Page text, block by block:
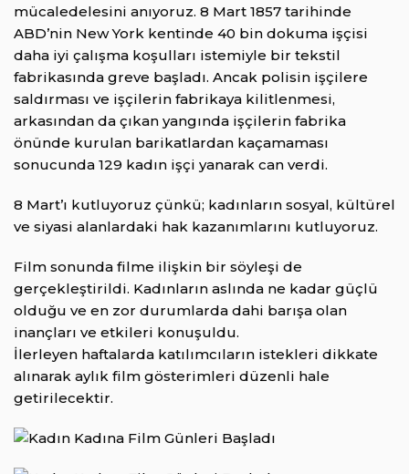
mücaledelesini anıyoruz. 8 Mart 1857 tarihinde
ABD’nin New York kentinde 40 bin dokuma işçisi
daha iyi çalışma koşulları istemiyle bir tekstil
fabrikasında greve başladı. Ancak polisin işçilere
saldırması ve işçilerin fabrikaya kilitlenmesi,
arkasından da çıkan yangında işçilerin fabrika
önünde kurulan barikatlardan kaçamaması
sonucunda 129 kadın işçi yanarak can verdi.
8 Mart’ı kutluyoruz çünkü; kadınların sosyal, kültürel
ve siyasi alanlardaki hak kazanımlarını kutluyoruz.
Film sonunda filme ilişkin bir söyleşi de
gerçekleştirildi. Kadınların aslında ne kadar güçlü
olduğu ve en zor durumlarda dahi barışa olan
inançları ve etkileri konuşuldu.
İlerleyen haftalarda katılımcıların istekleri dikkate
alınarak aylık film gösterimleri düzenli hale
getirilecektir.